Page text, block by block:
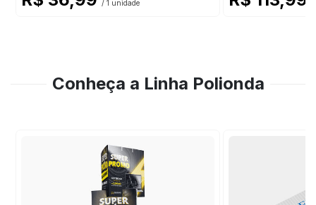
/ 1 unidade
Conheça a Linha Polionda